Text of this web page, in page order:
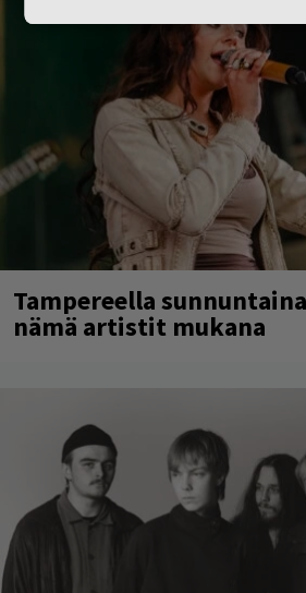
Tampereella
nämä artistit mukana